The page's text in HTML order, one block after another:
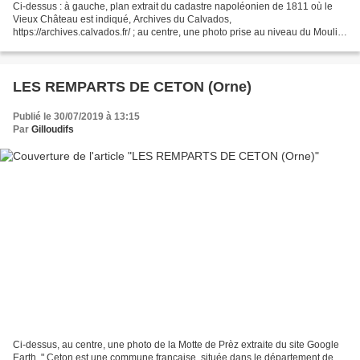
Ci-dessus : à gauche, plan extrait du cadastre napoléonien de 1811 où le
Vieux Château est indiqué, Archives du Calvados,
https://archives.calvados.fr/ ; au centre, une photo prise au niveau du Moulin
LES REMPARTS DE CETON (Orne)
Publié le 30/07/2019 à 13:15
Par Gilloudifs
Ci-dessus, au centre, une photo de la Motte de Prèz extraite du site Google
Earth. " Ceton est une commune française, située dans le département de